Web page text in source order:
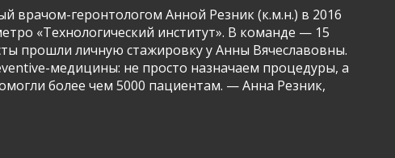
врачом-геронтологом Анной Резник (к.м.н.) в 2016
«Технологический институт». В команде — 15
прошли личную стажировку у Анны Вячеславовны.
медицины: не просто назначаем процедуры, а
более чем 5000 пациентам. — Анна Резник,